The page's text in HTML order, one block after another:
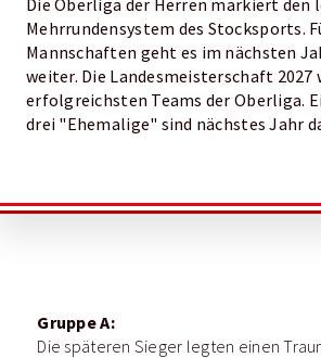
Die Oberliga der Herren markiert
Mehrrundensystem des Stocksports.
Mannschaften geht es im nächsten
weiter. Die Landesmeisterschaft 2027
erfolgreichsten Teams der Oberliga.
drei "Ehemalige" sind nächstes Jahr
Gruppe A:
Die späteren Sieger legten einen